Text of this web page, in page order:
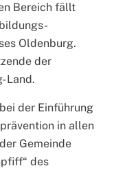
Bereich fällt
Oldenburg.
der
Land.
der Einführung
in allen
Gemeinde
des